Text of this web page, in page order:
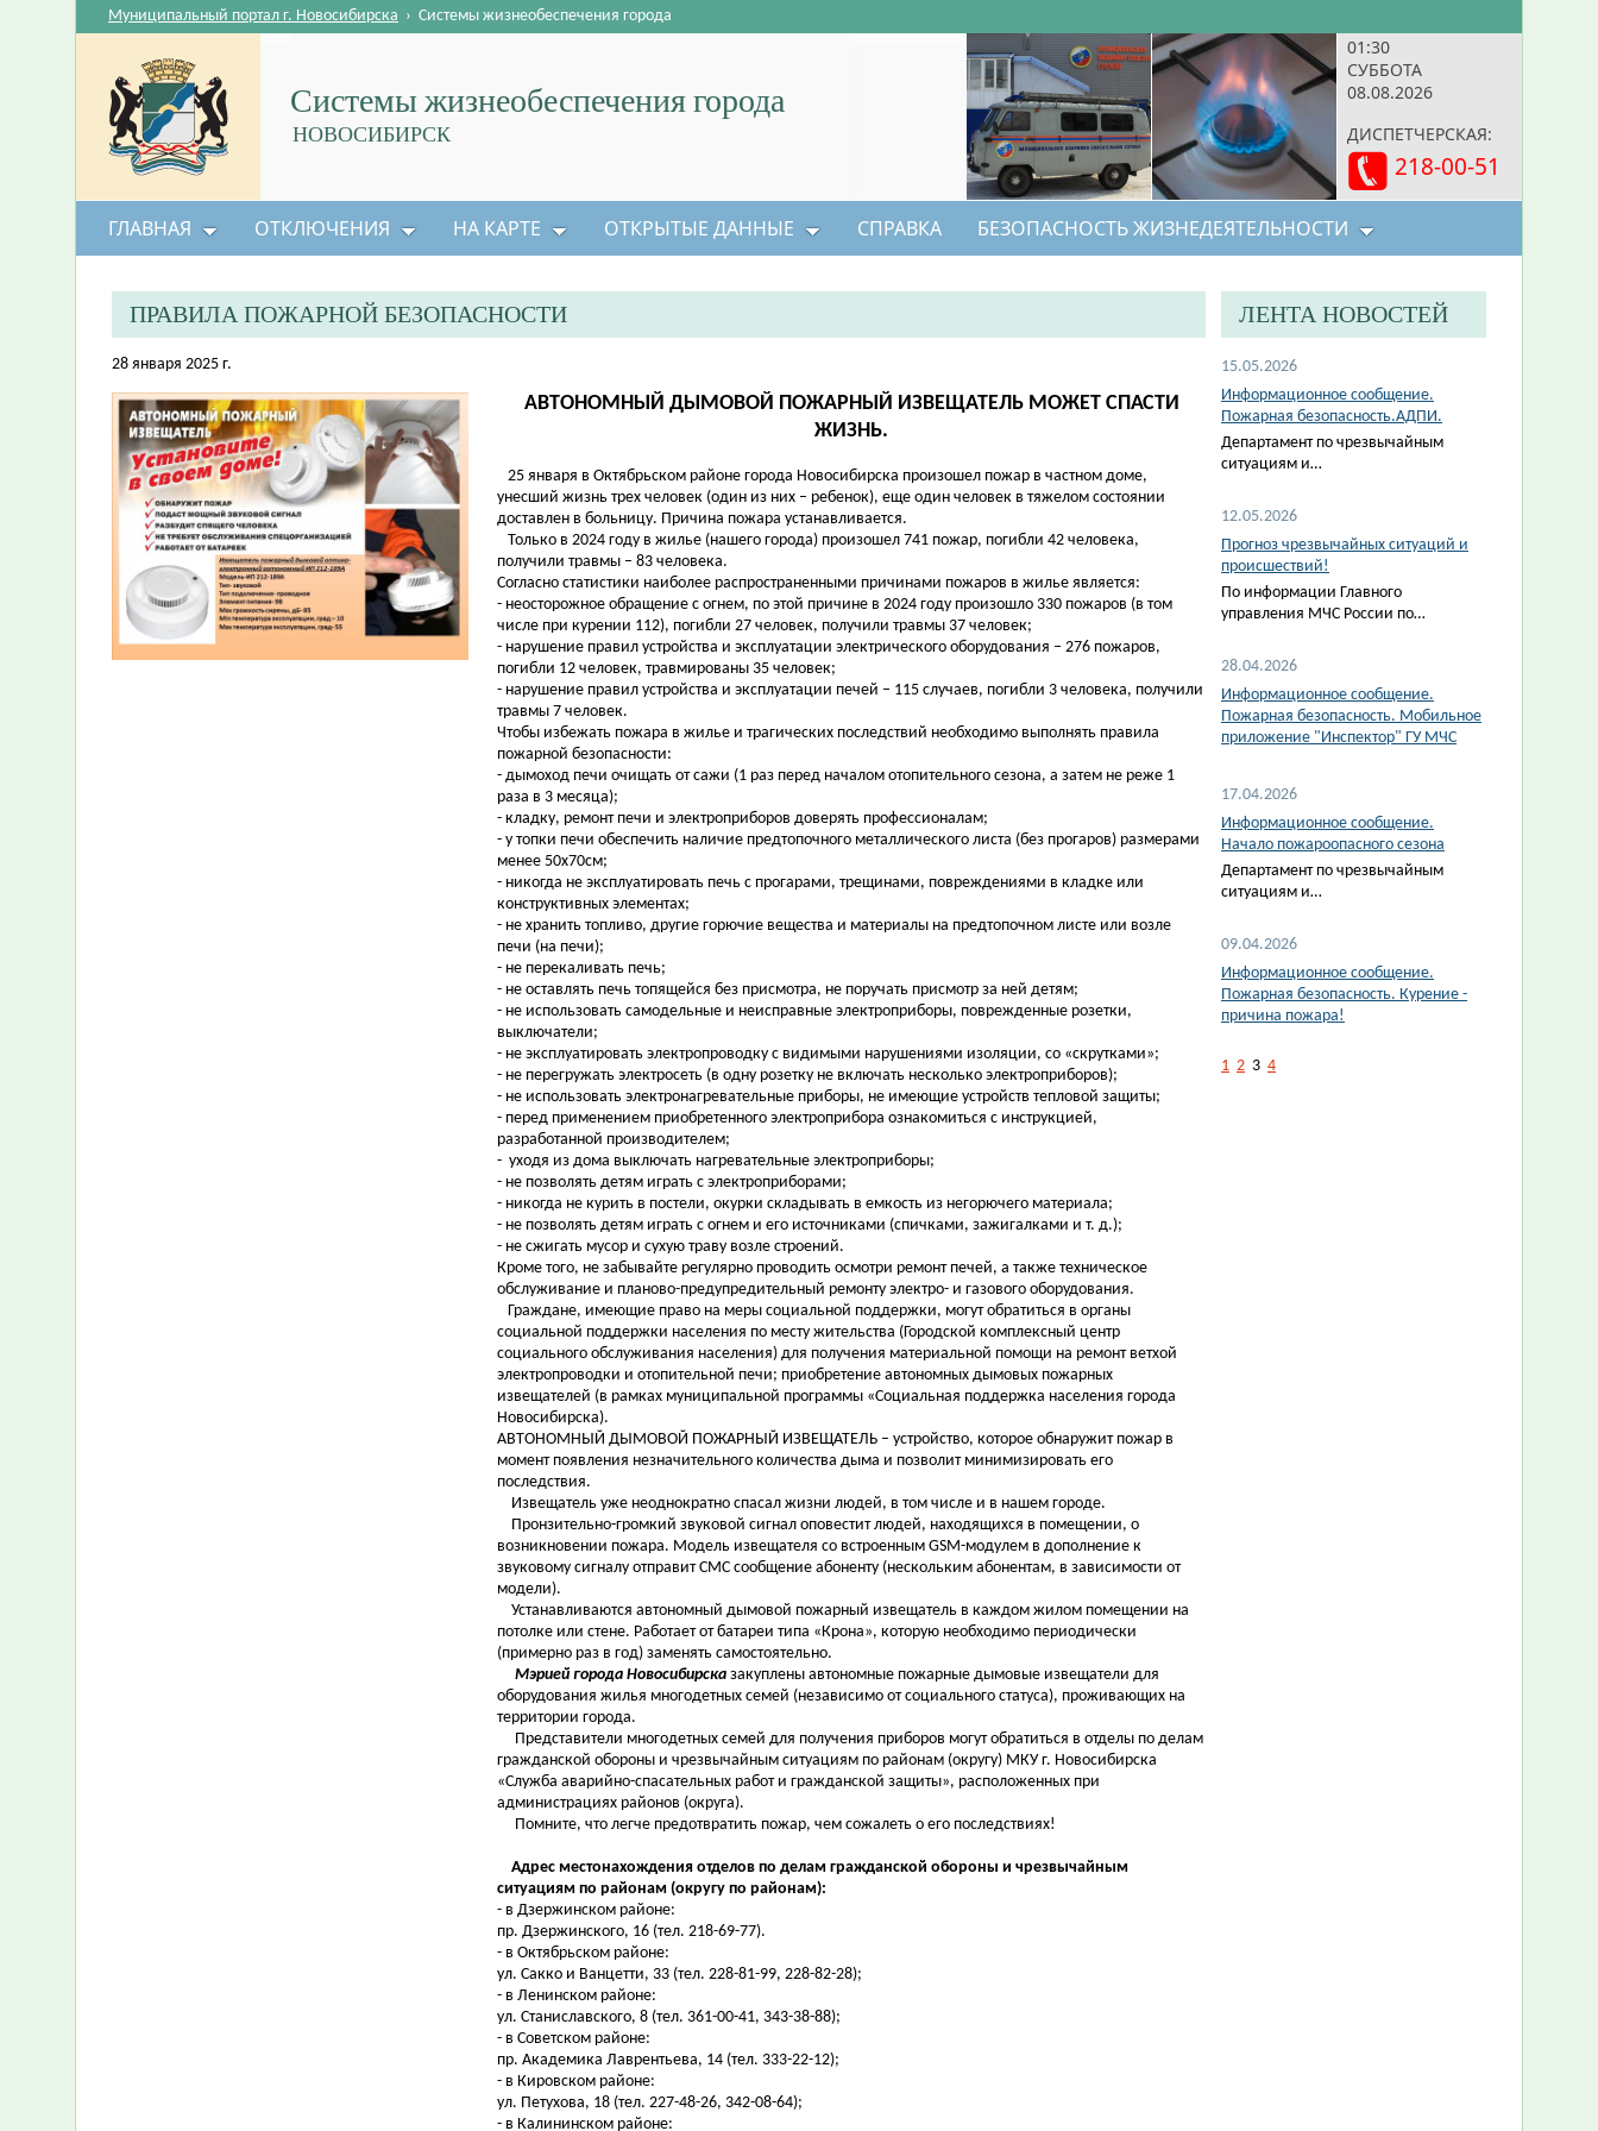
01:30
СУББОТА
08.08.2026
ДИСПЕТЧЕРСКАЯ:
218-00-51
Системы жизнеобеспечения города
НОВОСИБИРСК
Муниципальный портал г. Новосибирска › Системы жизнеобеспечения города
ГЛАВНАЯ ОТКЛЮЧЕНИЯ НА КАРТЕ ОТКРЫТЫЕ ДАННЫЕ СПРАВКА БЕЗОПАСНОСТЬ ЖИЗНЕДЕЯТЕЛЬНОСТИ
ПРАВИЛА ПОЖАРНОЙ БЕЗОПАСНОСТИ
28 января 2025 г.
АВТОНОМНЫЙ ДЫМОВОЙ ПОЖАРНЫЙ ИЗВЕЩАТЕЛЬ МОЖЕТ СПАСТИ
ЖИЗНЬ.
25 января в Октябрьском районе города Новосибирска произошел пожар в частном доме,
унесший жизнь трех человек (один из них – ребенок), еще один человек в тяжелом состоянии
доставлен в больницу. Причина пожара устанавливается.
Только в 2024 году в жилье (нашего города) произошел 741 пожар, погибли 42 человека,
получили травмы – 83 человека.
Согласно статистики наиболее распространенными причинами пожаров в жилье является:
- неосторожное обращение с огнем, по этой причине в 2024 году произошло 330 пожаров (в том
числе при курении 112), погибли 27 человек, получили травмы 37 человек;
- нарушение правил устройства и эксплуатации электрического оборудования – 276 пожаров,
погибли 12 человек, травмированы 35 человек;
- нарушение правил устройства и эксплуатации печей – 115 случаев, погибли 3 человека, получили
травмы 7 человек.
Чтобы избежать пожара в жилье и трагических последствий необходимо выполнять правила
пожарной безопасности:
- дымоход печи очищать от сажи (1 раз перед началом отопительного сезона, а затем не реже 1
раза в 3 месяца);
- кладку, ремонт печи и электроприборов доверять профессионалам;
- у топки печи обеспечить наличие предтопочного металлического листа (без прогаров) размерами
менее 50x70см;
- никогда не эксплуатировать печь с прогарами, трещинами, повреждениями в кладке или
конструктивных элементах;
- не хранить топливо, другие горючие вещества и материалы на предтопочном листе или возле
печи (на печи);
- не перекаливать печь;
- не оставлять печь топящейся без присмотра, не поручать присмотр за ней детям;
- не использовать самодельные и неисправные электроприборы, поврежденные розетки,
выключатели;
- не эксплуатировать электропроводку с видимыми нарушениями изоляции, со «скрутками»;
- не перегружать электросеть (в одну розетку не включать несколько электроприборов);
- не использовать электронагревательные приборы, не имеющие устройств тепловой защиты;
- перед применением приобретенного электроприбора ознакомиться с инструкцией,
разработанной производителем;
- уходя из дома выключать нагревательные электроприборы;
- не позволять детям играть с электроприборами;
- никогда не курить в постели, окурки складывать в емкость из негорючего материала;
- не позволять детям играть с огнем и его источниками (спичками, зажигалками и т. д.);
- не сжигать мусор и сухую траву возле строений.
Кроме того, не забывайте регулярно проводить осмотри ремонт печей, а также техническое
обслуживание и планово-предупредительный ремонту электро- и газового оборудования.
Граждане, имеющие право на меры социальной поддержки, могут обратиться в органы
социальной поддержки населения по месту жительства (Городской комплексный центр
социального обслуживания населения) для получения материальной помощи на ремонт ветхой
электропроводки и отопительной печи; приобретение автономных дымовых пожарных
извещателей (в рамках муниципальной программы «Социальная поддержка населения города
Новосибирска).
АВТОНОМНЫЙ ДЫМОВОЙ ПОЖАРНЫЙ ИЗВЕЩАТЕЛЬ – устройство, которое обнаружит пожар в
момент появления незначительного количества дыма и позволит минимизировать его
последствия.
Извещатель уже неоднократно спасал жизни людей, в том числе и в нашем городе.
Пронзительно-громкий звуковой сигнал оповестит людей, находящихся в помещении, о
возникновении пожара. Модель извещателя со встроенным GSM-модулем в дополнение к
звуковому сигналу отправит СМС сообщение абоненту (нескольким абонентам, в зависимости от
модели).
Устанавливаются автономный дымовой пожарный извещатель в каждом жилом помещении на
потолке или стене. Работает от батареи типа «Крона», которую необходимо периодически
(примерно раз в год) заменять самостоятельно.
Мэрией города Новосибирска закуплены автономные пожарные дымовые извещатели для
оборудования жилья многодетных семей (независимо от социального статуса), проживающих на
территории города.
Представители многодетных семей для получения приборов могут обратиться в отделы по делам
гражданской обороны и чрезвычайным ситуациям по районам (округу) МКУ г. Новосибирска
«Служба аварийно-спасательных работ и гражданской защиты», расположенных при
администрациях районов (округа).
Помните, что легче предотвратить пожар, чем сожалеть о его последствиях!
Адрес местонахождения отделов по делам гражданской обороны и чрезвычайным
ситуациям по районам (округу по районам):
- в Дзержинском районе:
пр. Дзержинского, 16 (тел. 218-69-77).
- в Октябрьском районе:
ул. Сакко и Ванцетти, 33 (тел. 228-81-99, 228-82-28);
- в Ленинском районе:
ул. Станиславского, 8 (тел. 361-00-41, 343-38-88);
- в Советском районе:
пр. Академика Лаврентьева, 14 (тел. 333-22-12);
- в Кировском районе:
ул. Петухова, 18 (тел. 227-48-26, 342-08-64);
- в Калининском районе:
ЛЕНТА НОВОСТЕЙ
15.05.2026
Информационное сообщение.
Пожарная безопасность.АДПИ.
Департамент по чрезвычайным
ситуациям и…
12.05.2026
Прогноз чрезвычайных ситуаций и
происшествий!
По информации Главного
управления МЧС России по…
28.04.2026
Информационное сообщение.
Пожарная безопасность. Мобильное
приложение "Инспектор" ГУ МЧС
17.04.2026
Информационное сообщение.
Начало пожароопасного сезона
Департамент по чрезвычайным
ситуациям и…
09.04.2026
Информационное сообщение.
Пожарная безопасность. Курение -
причина пожара!
1 2 3 4